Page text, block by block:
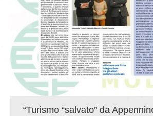
COMUNICATI E NEWS
CONTATTI
“Turismo “salvato” da